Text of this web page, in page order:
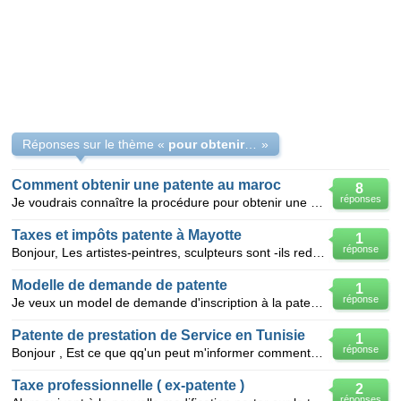
Réponses sur le thème « pour obtenir une patente »
8
réponses
Comment obtenir une patente au maroc
1
réponse
Taxes et impôts patente à Mayotte
1
réponse
Modelle de demande de patente
1
réponse
Patente de prestation de Service en Tunisie
2
Taxe professionnelle ( ex-patente )